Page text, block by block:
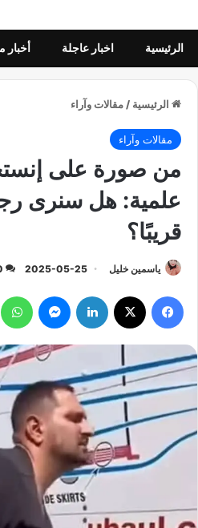
الرئيسية اخبار عاجلة أخبار
الرئيسية / مقالات وآراء
مقالات وآراء
من صورة على
علمية: هل سنرى
قريبًا؟
ياسمين خليل 2025-05-25